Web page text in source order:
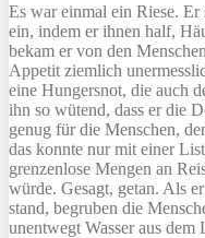
Es war einmal ein Riese. Er
ein, indem er ihnen half,
bekam er von den
Appetit ziemlich
eine Hungersnot, die auch
ihn so wütend, dass er die
genug für die Menschen,
das konnte nur mit einer
grenzenlose Mengen an
würde. Gesagt, getan. Als
stand, begruben die
unentwegt Wasser aus